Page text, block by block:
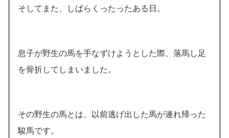
そしてまた、しばらくったったある日。
息子が野生の馬を手なずけようとした際、落馬し足
を骨折してしまいました。
その野生の馬とは、以前逃げ出した馬が連れ帰った
駿馬です。